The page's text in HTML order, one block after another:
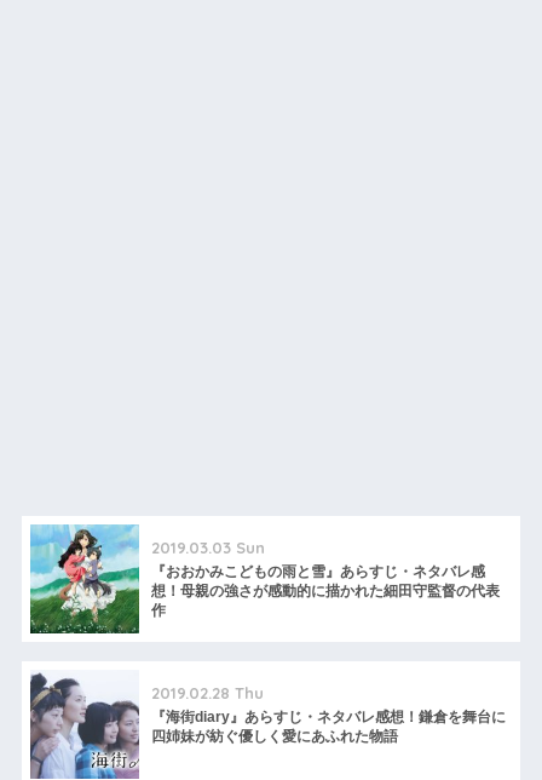
2019.03.03 Sun
『おおかみこどもの雨と雪』あらすじ・ネタバレ感
想！母親の強さが感動的に描かれた細田守監督の代表
作
2019.02.28 Thu
『海街diary』あらすじ・ネタバレ感想！鎌倉を舞台に
四姉妹が紡ぐ優しく愛にあふれた物語